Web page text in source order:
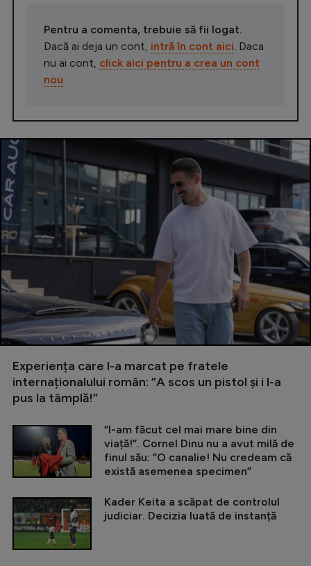
Pentru a comenta, trebuie să fii logat.
Dacă ai deja un cont, intră în cont aici. Daca
nu ai cont, click aici pentru a crea un cont
nou.
Experiența care l-a marcat pe fratele
internaționalului român: ”A scos un pistol și i l-a
pus la tâmplă!”
”I-am făcut cel mai mare bine din
viață!”. Cornel Dinu nu a avut milă de
finul său: ”O canalie! Nu credeam că
există asemenea specimen”
Kader Keita a scăpat de controlul
judiciar. Decizia luată de instanță